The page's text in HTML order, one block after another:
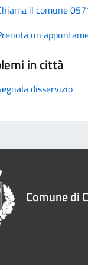
il comune
un
in città
disservizio
Comune di